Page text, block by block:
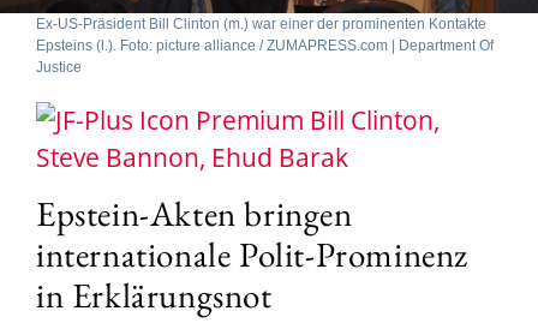
Ex-US-Präsident Bill Clinton (m.) war einer der prominenten Kontakte
Epsteins (l.). Foto: picture alliance / ZUMAPRESS.com | Department Of
Justice
Bill Clinton,
Steve Bannon, Ehud Barak
Epstein-Akten bringen
internationale Polit-Prominenz
in Erklärungsnot